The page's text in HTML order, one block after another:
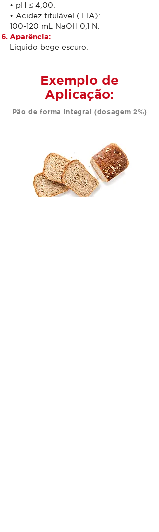
• pH ≤ 4,00.
• Acidez titulável (TTA):
100-120 mL NaOH 0,1 N.
Aparência:
Líquido bege escuro.
Exemplo de
Aplicação:
Pão de forma integral (dosagem 2%)